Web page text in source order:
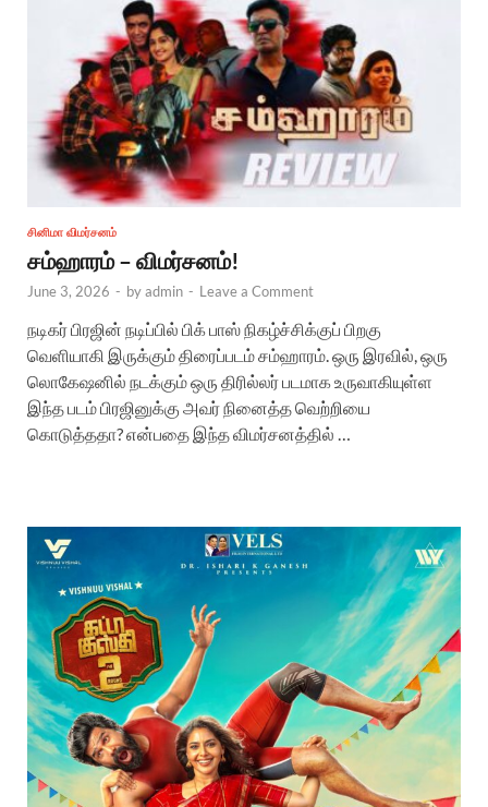
சினிமா விமர்சனம்
சம்ஹாரம் – விமர்சனம்!
June 3, 2026 - byadmin - Leave a Comment
நடிகர் பிரஜின் நடிப்பில் பிக் பாஸ் நிகழ்ச்சிக்குப் பிறகு
வெளியாகி இருக்கும் திரைப்படம் சம்ஹாரம். ஒரு இரவில், ஒரு
லொகேஷனில் நடக்கும் ஒரு திரில்லர் படமாக உருவாகியுள்ள
இந்த படம் பிரஜினுக்கு அவர் நினைத்த வெற்றியை
கொடுத்ததா? என்பதை இந்த விமர்சனத்தில் …